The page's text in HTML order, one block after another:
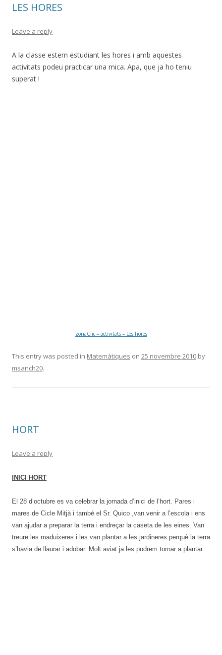
LES HORES
Leave a reply
A la classe estem estudiant les hores i amb aquestes
activitats podeu practicar una mica. Apa, que ja ho teniu
superat !
zonaClic – activitats – Les hores
This entry was posted in Matemàtiques on 25 novembre 2010 by
msanch20.
HORT
Leave a reply
INICI HORT
El 28 d’octubre es va celebrar la jornada d’inici de l’hort. Pares i
mares de Cicle Mitjà i també el Sr. Quico ,van venir a l’escola i ens
van ajudar a preparar la terra i endreçar la caseta de les eines. Van
treure les maduixeres i les van plantar a les jardineres perquè la terra
s’havia de llaurar i adobar. Molt aviat ja les podrem tornar a plantar.